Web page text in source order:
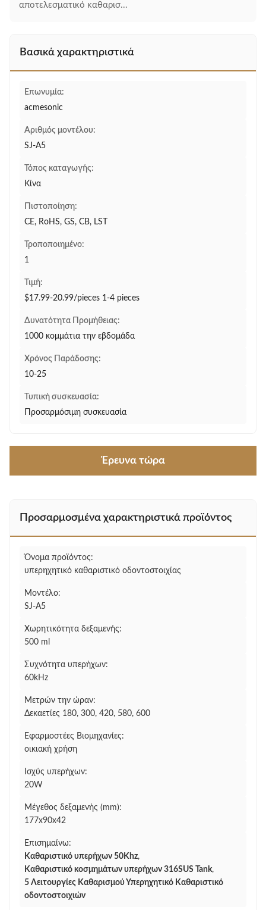
αποτελεσματικό καθαρισ...
Βασικά χαρακτηριστικά
Επωνυμία:
acmesonic
Αριθμός μοντέλου:
SJ-A5
Τόπος καταγωγής:
Κίνα
Πιστοποίηση:
CE, RoHS, GS, CB, LST
Τροποποιημένο:
1
Τιμή:
$17.99-20.99/pieces 1-4 pieces
Δυνατότητα Προμήθειας:
1000 κομμάτια την εβδομάδα
Χρόνος Παράδοσης:
10-25
Τυπική συσκευασία:
Προσαρμόσιμη συσκευασία
Έρευνα τώρα
Προσαρμοσμένα χαρακτηριστικά προϊόντος
Όνομα προϊόντος:
υπερηχητικό καθαριστικό οδοντοστοιχίας
Μοντέλο:
SJ-A5
Χωρητικότητα δεξαμενής:
500 ml
Συχνότητα υπερήχων:
60kHz
Μετρών την ώραν:
Δεκαετίες 180, 300, 420, 580, 600
Εφαρμοστέες Βιομηχανίες:
οικιακή χρήση
Ισχύς υπερήχων:
20W
Μέγεθος δεξαμενής (mm):
177x90x42
Επισημαίνω:
Καθαριστικό υπερήχων 50Khz,
Καθαριστικό κοσμημάτων υπερήχων 316SUS Tank,
5 Λειτουργίες Καθαρισμού Υπερηχητικό Καθαριστικό
οδοντοστοιχιών